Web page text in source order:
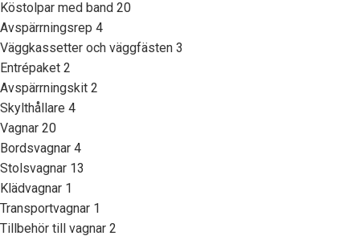
Köstolpar med band 20
Avspärrningsrep 4
Väggkassetter och väggfästen 3
Entrépaket 2
Avspärrningskit 2
Skylthållare 4
Vagnar 20
Bordsvagnar 4
Stolsvagnar 13
Klädvagnar 1
Transportvagnar 1
Tillbehör till vagnar 2